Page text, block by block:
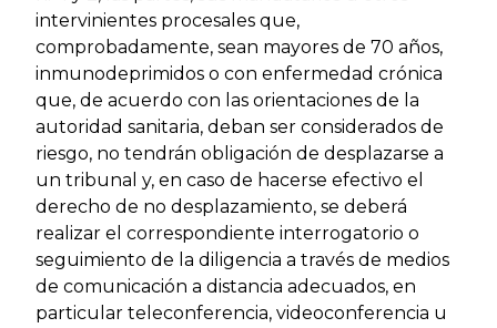
intervinientes procesales que,
comprobadamente, sean mayores de 70 años,
inmunodeprimidos o con enfermedad crónica
que, de acuerdo con las orientaciones de la
autoridad sanitaria, deban ser considerados de
riesgo, no tendrán obligación de desplazarse a
un tribunal y, en caso de hacerse efectivo el
derecho de no desplazamiento, se deberá
realizar el correspondiente interrogatorio o
seguimiento de la diligencia a través de medios
de comunicación a distancia adecuados, en
particular teleconferencia, videoconferencia u